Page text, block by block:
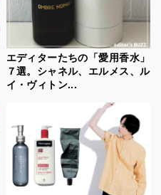
エディターたちの「愛用香水」
７選。シャネル、エルメス、ル
イ・ヴィトン...